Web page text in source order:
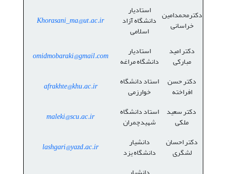
دکترمحمدامین
خراسانی
استادیار
دانشگاه آزاد
اسلامی
Khorasani_ma@ut.ac.ir
دکتر امید
مبارکی
استادیار
دانشگاه مراغه
omidmobaraki@gmail.com
دکتر حسن
افراخته
استاد دانشگاه
خوارزمی
afrakhte@khu.ac.ir
دکتر سعید
ملکی
استاد دانشگاه
شهیدچمران
maleki@scu.ac.ir
دکتر احسان
لشگری
دانشیار
دانشگاه یزد lashgari@yazd.ac.ir